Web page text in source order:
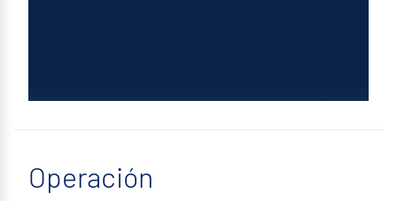
Operación